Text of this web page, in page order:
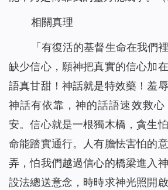
相關真理
「有復活的基督生命在我們
缺少信心，願神把真實的信心加
語真甘甜！神話就是特效藥！羞
神話有依靠，神的話語速效救
安。信心就是一根獨木橋，貪生
命能踏實通行。人有膽怯害怕的
弄，怕我們越過信心的橋梁進入
設法總送意念，時時求神光照開